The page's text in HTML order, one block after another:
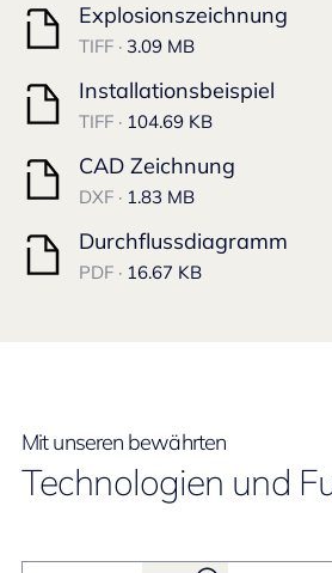
Explosionszeichnung
TIFF · 3.09 MB
Installationsbeispiel
TIFF · 104.69 KB
CAD Zeichnung
DXF · 1.83 MB
Durchflussdiagramm
PDF · 16.67 KB
Mit unseren bewährten
Technologien und